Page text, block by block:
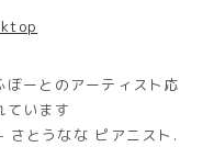
ーとのアーティスト応
ています
さとうなな ピアニスト .